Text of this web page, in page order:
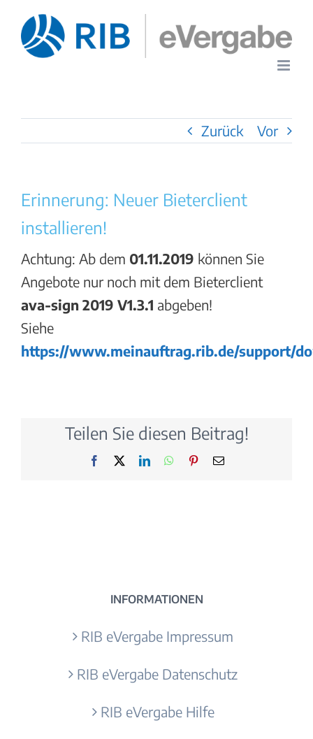
Inhalt
springen
Zurück Vor
Erinnerung: Neuer Bieterclient
installieren!
Achtung: Ab dem 01.11.2019 können Sie
Angebote nur noch mit dem Bieterclient
ava-sign 2019 V1.3.1 abgeben!
Siehe
https://www.meinauftrag.rib.de/support/
Teilen Sie diesen Beitrag!
Facebook LinkedInWhatsApp
Pinterest
E-
INFORMATIONEN
RIB eVergabe Impressum
RIB eVergabe Datenschutz
RIB eVergabe Hilfe